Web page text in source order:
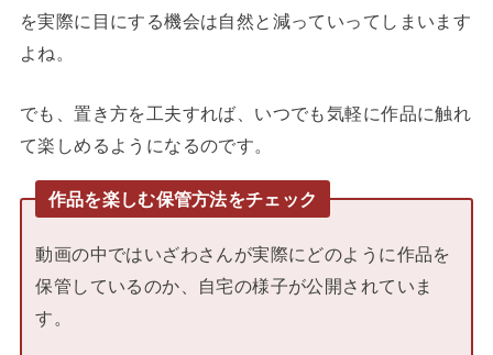
を実際に目にする機会は自然と減っていってしまいます
よね。
でも、置き方を工夫すれば、いつでも気軽に作品に触れ
て楽しめるようになるのです。
作品を楽しむ保管方法をチェック
動画の中ではいざわさんが実際にどのように作品を
保管しているのか、自宅の様子が公開されていま
す。